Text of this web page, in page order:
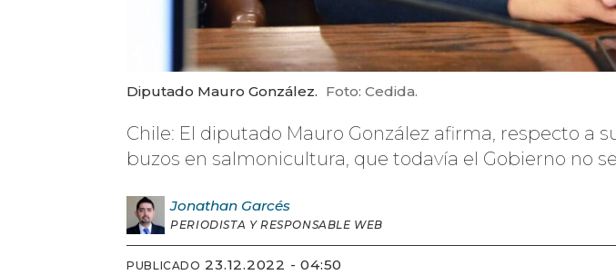
Diputado Mauro González. Foto: Cedida.
Chile: El diputado Mauro González afirma, respecto a
buzos en salmonicultura, que todavía el Gobierno no
Jonathan Garcés
PERIODISTA Y RESPONSABLE WEB
PUBLICADO 23.12.2022 - 04:50